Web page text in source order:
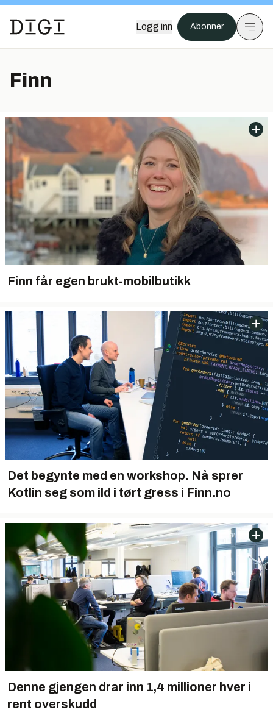
Logg inn Abonner
Finn
Finn får egen brukt-mobilbutikk
Det begynte med en workshop. Nå sprer
Kotlin seg som ild i tørt gress i Finn.no
Denne gjengen drar inn 1,4 millioner hver i
rent overskudd